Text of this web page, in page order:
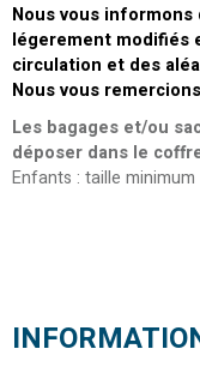
Nous vous
légerement modifiés
circulation et des
Nous vous
Les bagages et/ou
déposer dans le
Enfants : taille